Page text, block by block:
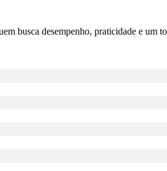
busca desempenho, praticidade e